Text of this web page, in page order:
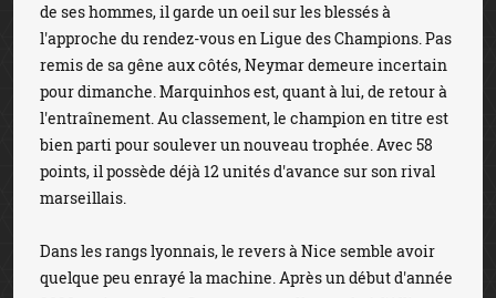
de ses hommes, il garde un oeil sur les blessés à
l'approche du rendez-vous en Ligue des Champions. Pas
remis de sa gêne aux côtés, Neymar demeure incertain
pour dimanche. Marquinhos est, quant à lui, de retour à
l'entraînement. Au classement, le champion en titre est
bien parti pour soulever un nouveau trophée. Avec 58
points, il possède déjà 12 unités d'avance sur son rival
marseillais.
Dans les rangs lyonnais, le revers à Nice semble avoir
quelque peu enrayé la machine. Après un début d'année